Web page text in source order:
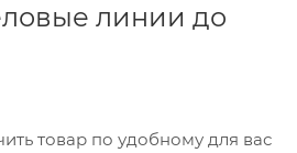
линии до
товар по удобному для вас